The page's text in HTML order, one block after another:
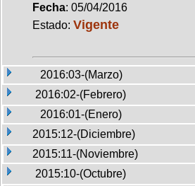
Fecha: 05/04/2016
Estado: Vigente
2016:03-(Marzo)
2016:02-(Febrero)
2016:01-(Enero)
2015:12-(Diciembre)
2015:11-(Noviembre)
2015:10-(Octubre)